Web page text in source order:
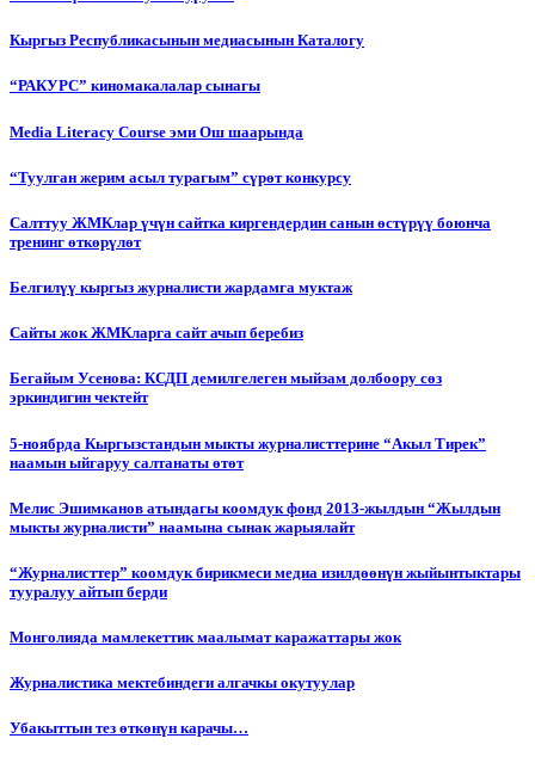
Кыргыз Республикасынын медиасынын Каталогу
“РАКУРС” киномакалалар сынагы
Media Literacy Сourse эми Ош шаарында
“Туулган жерим асыл турагым” сүрөт конкурсу
Салттуу ЖМКлар үчүн сайтка киргендердин санын өстүрүү боюнча
тренинг өткөрүлөт
Белгилүү кыргыз журналисти жардамга муктаж
Сайты жок ЖМКларга сайт ачып беребиз
Бегайым Усенова: КСДП демилгелеген мыйзам долбоору сөз
эркиндигин чектейт
5-ноябрда Кыргызстандын мыкты журналисттерине “Акыл Тирек”
наамын ыйгаруу салтанаты өтөт
Мелис Эшимканов атындагы коомдук фонд 2013-жылдын “Жылдын
мыкты журналисти” наамына сынак жарыялайт
“Журналисттер” коомдук бирикмеси медиа изилдөөнүн жыйынтыктары
тууралуу айтып берди
Монголияда мамлекеттик маалымат каражаттары жок
Журналистика мектебиндеги алгачкы окутуулар
Убакыттын тез өткөнүн карачы…